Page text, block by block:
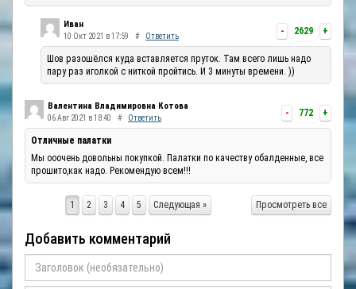
- 2629 +
Иван
10 Окт 2021 в 17:59 # Ответить
Шов разошёлся куда вставляется пруток. Там всего лишь надо
пару раз иголкой с ниткой пройтись. И 3 минуты времени. ))
- 772 +
Валентина Владимировна Котова
06 Авг 2021 в 18:40 # Ответить
Отличные палатки
Мы ооочень довольны покупкой. Палатки по качеству обалденные, все
прошито,как надо. Рекомендую всем!!!
Просмотреть все
1 2 3 4 5 Следующая »
Добавить комментарий